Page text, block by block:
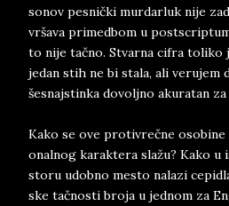
so­nov pe­snički mur­dar­luk ­ni­je­
vrš­a­va pri­med­bom u
to ni­je ­tačno. Stvar­na ci­fra to­li­ko
je­dan stih ne bi sta­la, ali ve­ru­jem
še­snaj­stin­ka do­vol­jno aku­ra­tan za
Kako se ove pro­ti­vrečne
o­nal­nog ka­rak­te­ra slažu? Kako
sto­ru udob­no me­sto na­la­zi
ske tačno­sti bro­ja u jed­nom za